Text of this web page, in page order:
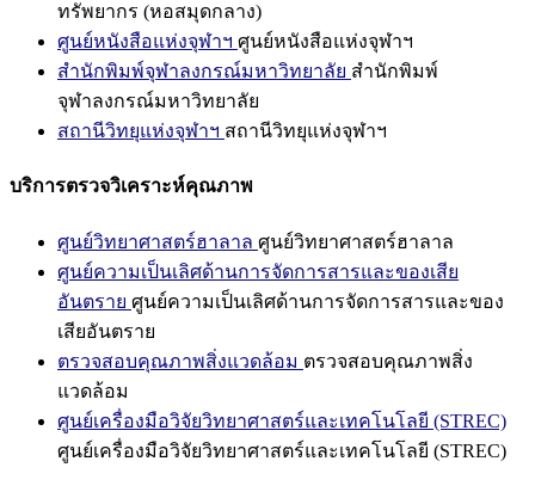
ทรัพยากร (หอสมุดกลาง)
ศูนย์หนังสือแห่งจุฬาฯ ศูนย์หนังสือแห่งจุฬาฯ
สำนักพิมพ์จุฬาลงกรณ์มหาวิทยาลัย สำนักพิมพ์
จุฬาลงกรณ์มหาวิทยาลัย
สถานีวิทยุแห่งจุฬาฯ สถานีวิทยุแห่งจุฬาฯ
บริการตรวจวิเคราะห์คุณภาพ
ศูนย์วิทยาศาสตร์ฮาลาล ศูนย์วิทยาศาสตร์ฮาลาล
ศูนย์ความเป็นเลิศด้านการจัดการสารและของเสีย
อันตราย ศูนย์ความเป็นเลิศด้านการจัดการสารและของ
เสียอันตราย
ตรวจสอบคุณภาพสิ่งแวดล้อม ตรวจสอบคุณภาพสิ่ง
แวดล้อม
ศูนย์เครื่องมือวิจัยวิทยาศาสตร์และเทคโนโลยี (STREC)
ศูนย์เครื่องมือวิจัยวิทยาศาสตร์และเทคโนโลยี (STREC)